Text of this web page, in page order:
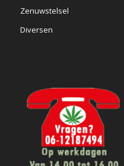
Zenuwstelsel
Diversen